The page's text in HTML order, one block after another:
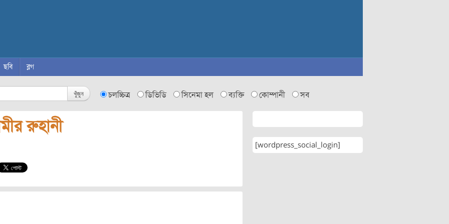
ছবি ব্লগ
খুঁজুন চলচ্চিত্র ডিভিডি সিনেমা হল ব্যক্তি কোম্পানী সব
রুহানী
[wordpress_social_login]